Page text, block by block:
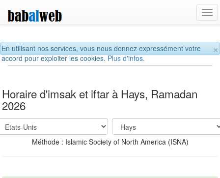
×
En utilisant nos services, vous nous donnez expressément votre
accord pour exploiter les cookies.Plus d'infos.
Horaire d'imsak et iftar à Hays, Ramadan
2026
Méthode : Islamic Society of North America (ISNA)